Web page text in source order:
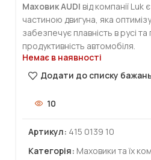
Маховик AUDI від компанії
частиною двигуна, яка
забезпечує плавність в русі
продуктивність автомобіля.
Немає в наявності
Додати до списку
10
Артикул: 415 0139 10
Категорія: Маховики та їх